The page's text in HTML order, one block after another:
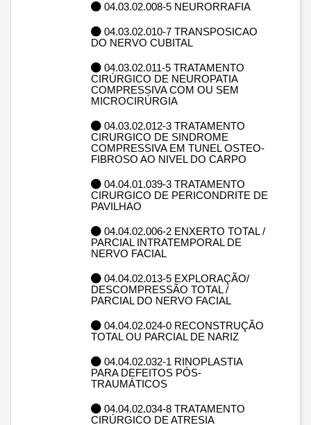
04.03.02.008-5 NEURORRAFIA
04.03.02.010-7 TRANSPOSICAO
DO NERVO CUBITAL
04.03.02.011-5 TRATAMENTO
CIRÚRGICO DE NEUROPATIA
COMPRESSIVA COM OU SEM
MICROCIRÚRGIA
04.03.02.012-3 TRATAMENTO
CIRURGICO DE SINDROME
COMPRESSIVA EM TUNEL OSTEO-
FIBROSO AO NIVEL DO CARPO
04.04.01.039-3 TRATAMENTO
CIRURGICO DE PERICONDRITE DE
PAVILHAO
04.04.02.006-2 ENXERTO TOTAL /
PARCIAL INTRATEMPORAL DE
NERVO FACIAL
04.04.02.013-5 EXPLORAÇÃO/
DESCOMPRESSÃO TOTAL /
PARCIAL DO NERVO FACIAL
04.04.02.024-0 RECONSTRUÇÃO
TOTAL OU PARCIAL DE NARIZ
04.04.02.032-1 RINOPLASTIA
PARA DEFEITOS PÓS-
TRAUMÁTICOS
04.04.02.034-8 TRATAMENTO
CIRÚRGICO DE ATRESIA